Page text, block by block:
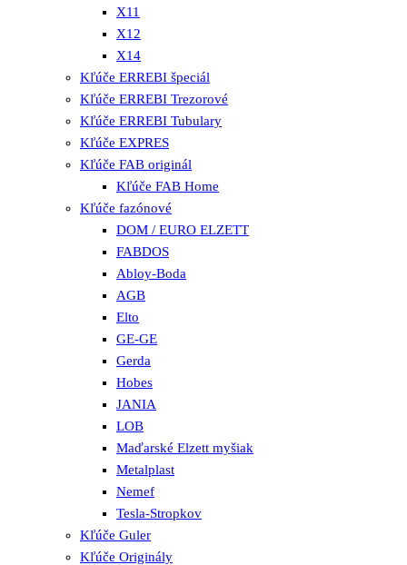
X11
X12
X14
Kľúče ERREBI špeciál
Kľúče ERREBI Trezorové
Kľúče ERREBI Tubulary
Kľúče EXPRES
Kľúče FAB originál
Kľúče FAB Home
Kľúče fazónové
DOM / EURO ELZETT
FABDOS
Abloy-Boda
AGB
Elto
GE-GE
Gerda
Hobes
JANIA
LOB
Maďarské Elzett myšiak
Metalplast
Nemef
Tesla-Stropkov
Kľúče Guler
Kľúče Originály